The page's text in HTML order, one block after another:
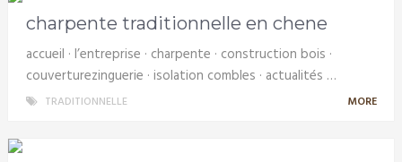
charpente traditionnelle en chene
accueil · l’entreprise · charpente · construction bois ·
couverturezinguerie · isolation combles · actualités …
TRADITIONNELLE MORE